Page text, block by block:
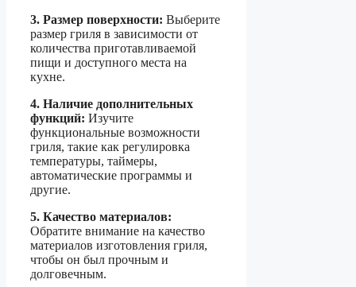
3. Размер поверхности: Выберите
размер гриля в зависимости от
количества приготавливаемой
пищи и доступного места на
кухне.
4. Наличие дополнительных
функций: Изучите
функциональные возможности
гриля, такие как регулировка
температуры, таймеры,
автоматические программы и
другие.
5. Качество материалов:
Обратите внимание на качество
материалов изготовления гриля,
чтобы он был прочным и
долговечным.